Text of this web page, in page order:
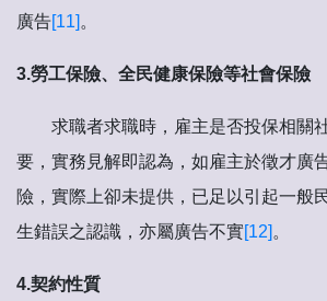
廣告[11] 。
3.勞工保險、全民健康保險等社會保險
求職者求職時，雇主是否投保相關
要，實務見解即認為，如雇主於徵才廣
險，實際上卻未提供，已足以引起一般
生錯誤之認識，亦屬廣告不實[12] 。
4.契約性質